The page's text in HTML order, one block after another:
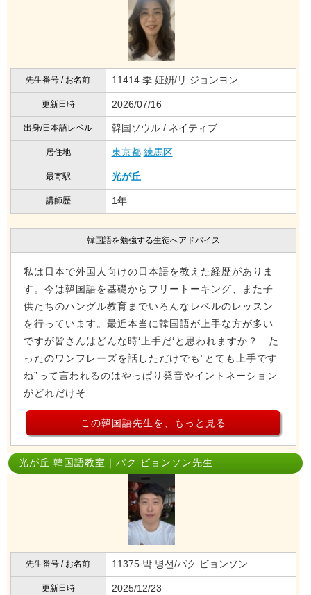
先生番号 / お名前 11414 李 姃姸/リ ジョンヨン
更新日時 2026/07/16
出身/日本語レベル 韓国ソウル / ネイティブ
居住地 東京都 練馬区
最寄駅 光が丘
講師歴 1年
韓国語を勉強する生徒へアドバイス
私は日本で外国人向けの日本語を教えた経歴がありま
す。今は韓国語を基礎からフリートーキング、また子
供たちのハングル教育までいろんなレベルのレッスン
を行っています。最近本当に韓国語が上手な方が多い
ですが皆さんはどんな時‘上手だ‘と思われますか？ た
ったのワンフレーズを話しただけでも”とても上手です
ね”って言われるのはやっぱり発音やイントネーション
がどれだけそ...
この韓国語先生を、もっと見る
光が丘 韓国語教室｜パク ビョンソン先生
先生番号 / お名前 11375 박 병선/パク ビョンソン
更新日時 2025/12/23